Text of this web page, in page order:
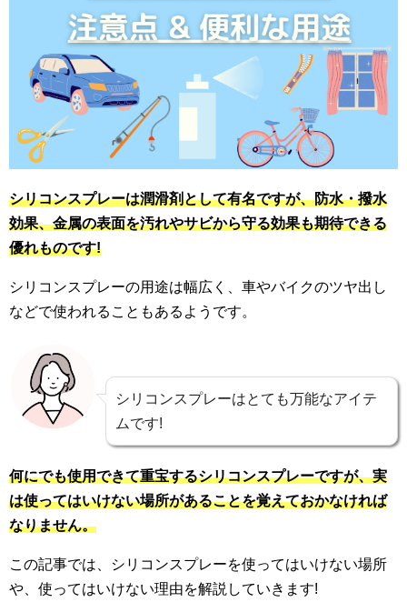
シリコンスプレーは潤滑剤として有名ですが、防水・撥水
効果、金属の表面を汚れやサビから守る効果も期待できる
優れものです!
シリコンスプレーの用途は幅広く、車やバイクのツヤ出し
などで使われることもあるようです。
シリコンスプレーはとても万能なアイテ
ムです!
何にでも使用できて重宝するシリコンスプレーですが、実
は使ってはいけない場所があることを覚えておかなければ
なりません。
この記事では、シリコンスプレーを使ってはいけない場所
や、使ってはいけない理由を解説していきます!